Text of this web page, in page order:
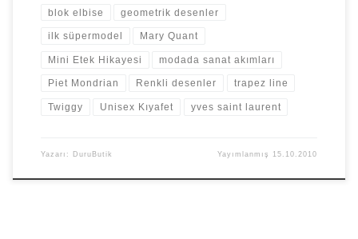
blok elbise geometrik desenler
ilk süpermodel Mary Quant
Mini Etek Hikayesi modada sanat akımları
Piet Mondrian Renkli desenler trapez line
Twiggy Unisex Kıyafet yves saint laurent
Yazarı: DuruButik Yayımlanmış 15.10.2010